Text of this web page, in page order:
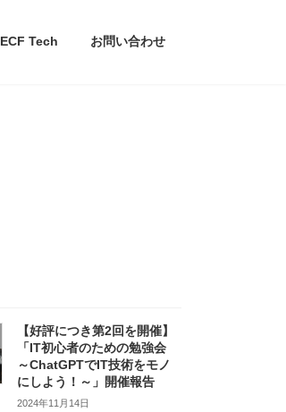
ECF Tech お問い合わせ
【好評につき第2回を開催】
「IT初心者のための勉強会
～ChatGPTでIT技術をモノ
にしよう！～」開催報告
2024年11月14日